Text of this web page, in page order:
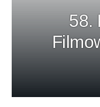
58.